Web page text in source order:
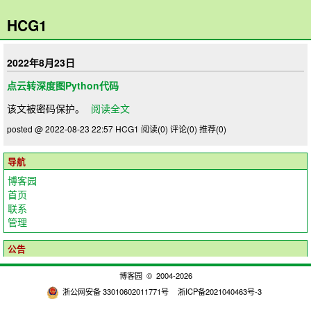
HCG1
2022年8月23日
点云转深度图Python代码
该文被密码保护。
阅读全文
posted @ 2022-08-23 22:57 HCG1 阅读(0) 评论(0) 推荐(0)
导航
博客园
首页
联系
管理
公告
博客园© 2004-2026
浙公网安备 33010602011771号
浙ICP备2021040463号-3